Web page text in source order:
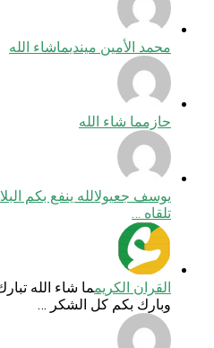
محمد الأمين مينديماشاء الله
حازمما شاء الله
يوسف جعيولالله ينفع بكم
تلقاه …
القران الكريمما شاء الله
وبارك بكم كل الشكر …